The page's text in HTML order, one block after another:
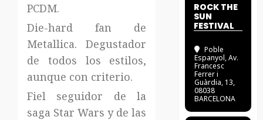
PCDM.
Die-hard fan de
Metallica. Degustador
de todos los estilos,
aunque con criterio.
Fiel seguidor de la
saga Star Wars y de las
ROCK THE
SUN
FESTIVAL
Poble
Espanyol, Av.
Francesc
Ferrer i
Guàrdia, 13,
08038
BARCELONA